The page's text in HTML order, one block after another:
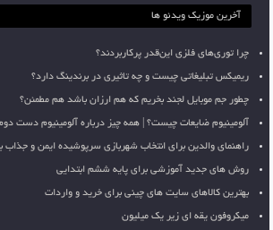
آخرین موزیک ویدئو ها
چرا توری‌های فلزی این‌قدر پرکاربردند؟
ریمیکس تبلیغاتی چیست و چه تاثیری در برندینگ دارد؟
چطور جم موبایل لجند بخریم که هم ارزان باشد هم مطمئن؟
آلومینیوم ضایعات چیست؟ | همه چیز درباره آلومینیوم دست
راهنمای والدین برای انتخاب شهربازی سرپوشیده ایمن و جذاب
روش های جدید آموزشی برای پایه ششم ابتدایی
بهترین کالاهای سایت های چینی برای خرید و واردات
میکروفون یقه ای زیر یک میلیون